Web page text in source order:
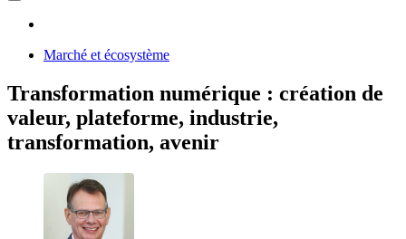
Marché et écosystème
Transformation numérique : création de
valeur, plateforme, industrie,
transformation, avenir